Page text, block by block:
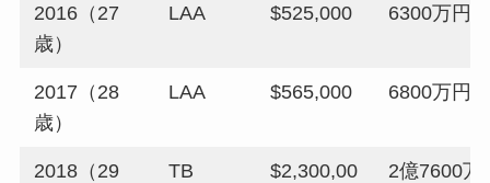
2016（27
歳）
LAA $525,000 6300万円
2017（28
歳）
LAA $565,000 6800万円
2018（29
TB
$2,300,00
2億7600万